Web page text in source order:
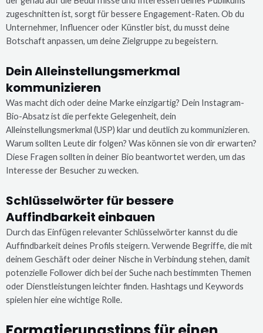
zugeschnitten ist, sorgt für bessere Engagement-Raten. Ob du
Unternehmer, Influencer oder Künstler bist, du musst deine
Botschaft anpassen, um deine Zielgruppe zu begeistern.
Dein Alleinstellungsmerkmal
kommunizieren
Was macht dich oder deine Marke einzigartig? Dein Instagram-
Bio-Absatz ist die perfekte Gelegenheit, dein
Alleinstellungsmerkmal (USP) klar und deutlich zu kommunizieren.
Warum sollten Leute dir folgen? Was können sie von dir erwarten?
Diese Fragen sollten in deiner Bio beantwortet werden, um das
Interesse der Besucher zu wecken.
Schlüsselwörter für bessere
Auffindbarkeit einbauen
Durch das Einfügen relevanter Schlüsselwörter kannst du die
Auffindbarkeit deines Profils steigern. Verwende Begriffe, die mit
deinem Geschäft oder deiner Nische in Verbindung stehen, damit
potenzielle Follower dich bei der Suche nach bestimmten Themen
oder Dienstleistungen leichter finden. Hashtags und Keywords
spielen hier eine wichtige Rolle.